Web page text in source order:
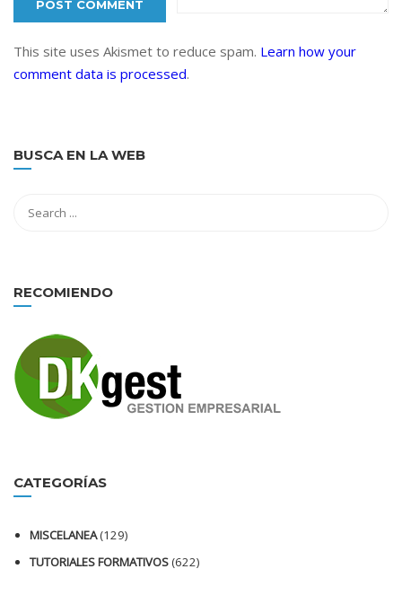
This site uses Akismet to reduce spam. Learn how your
comment data is processed.
BUSCA EN LA WEB
RECOMIENDO
CATEGORÍAS
MISCELANEA(129)
TUTORIALES FORMATIVOS(622)